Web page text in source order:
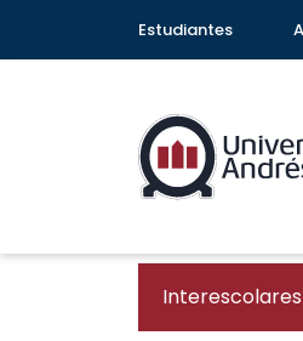
Estudiantes
Interescolares